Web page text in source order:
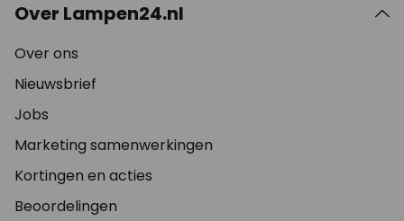
Over Lampen24.nl
Over ons
Nieuwsbrief
Jobs
Marketing samenwerkingen
Kortingen en acties
Beoordelingen